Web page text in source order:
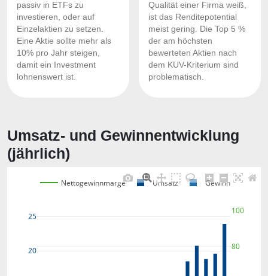
passiv in ETFs zu
investieren, oder auf
Einzelaktien zu setzen.
Eine Aktie sollte mehr als
10% pro Jahr steigen,
damit ein Investment
lohnenswert ist.
Qualität einer Firma weiß,
ist das Renditepotential
meist gering. Die Top 5 %
der am höchsten
bewerteten Aktien nach
dem KUV-Kriterium sind
problematisch.
Umsatz- und Gewinnentwicklung
(jährlich)
20
25
80
100
Nettogewinnmarge Umsatz Gewinn